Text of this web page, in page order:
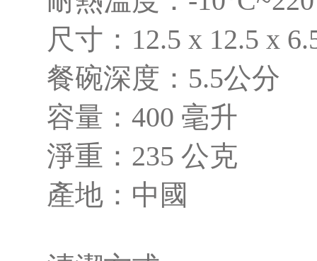
尺寸：12.5 x 12.5 x
餐碗深度：5.5公分
容量：400 毫升
淨重：235 公克
產地：中國